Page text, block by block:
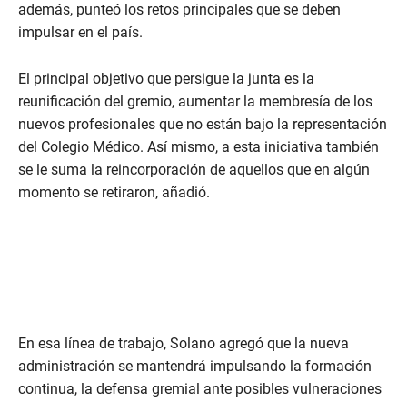
además, punteó los retos principales que se deben
impulsar en el país.
El principal objetivo que persigue la junta es la
reunificación del gremio, aumentar la membresía de los
nuevos profesionales que no están bajo la representación
del Colegio Médico. Así mismo, a esta iniciativa también
se le suma la reincorporación de aquellos que en algún
momento se retiraron, añadió.
En esa línea de trabajo, Solano agregó que la nueva
administración se mantendrá impulsando la formación
continua, la defensa gremial ante posibles vulneraciones